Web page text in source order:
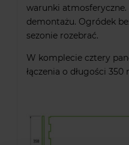
warunki
demontażu. Ogródek
sezonie rozebrać.
W komplecie cztery
łączenia o długości 350